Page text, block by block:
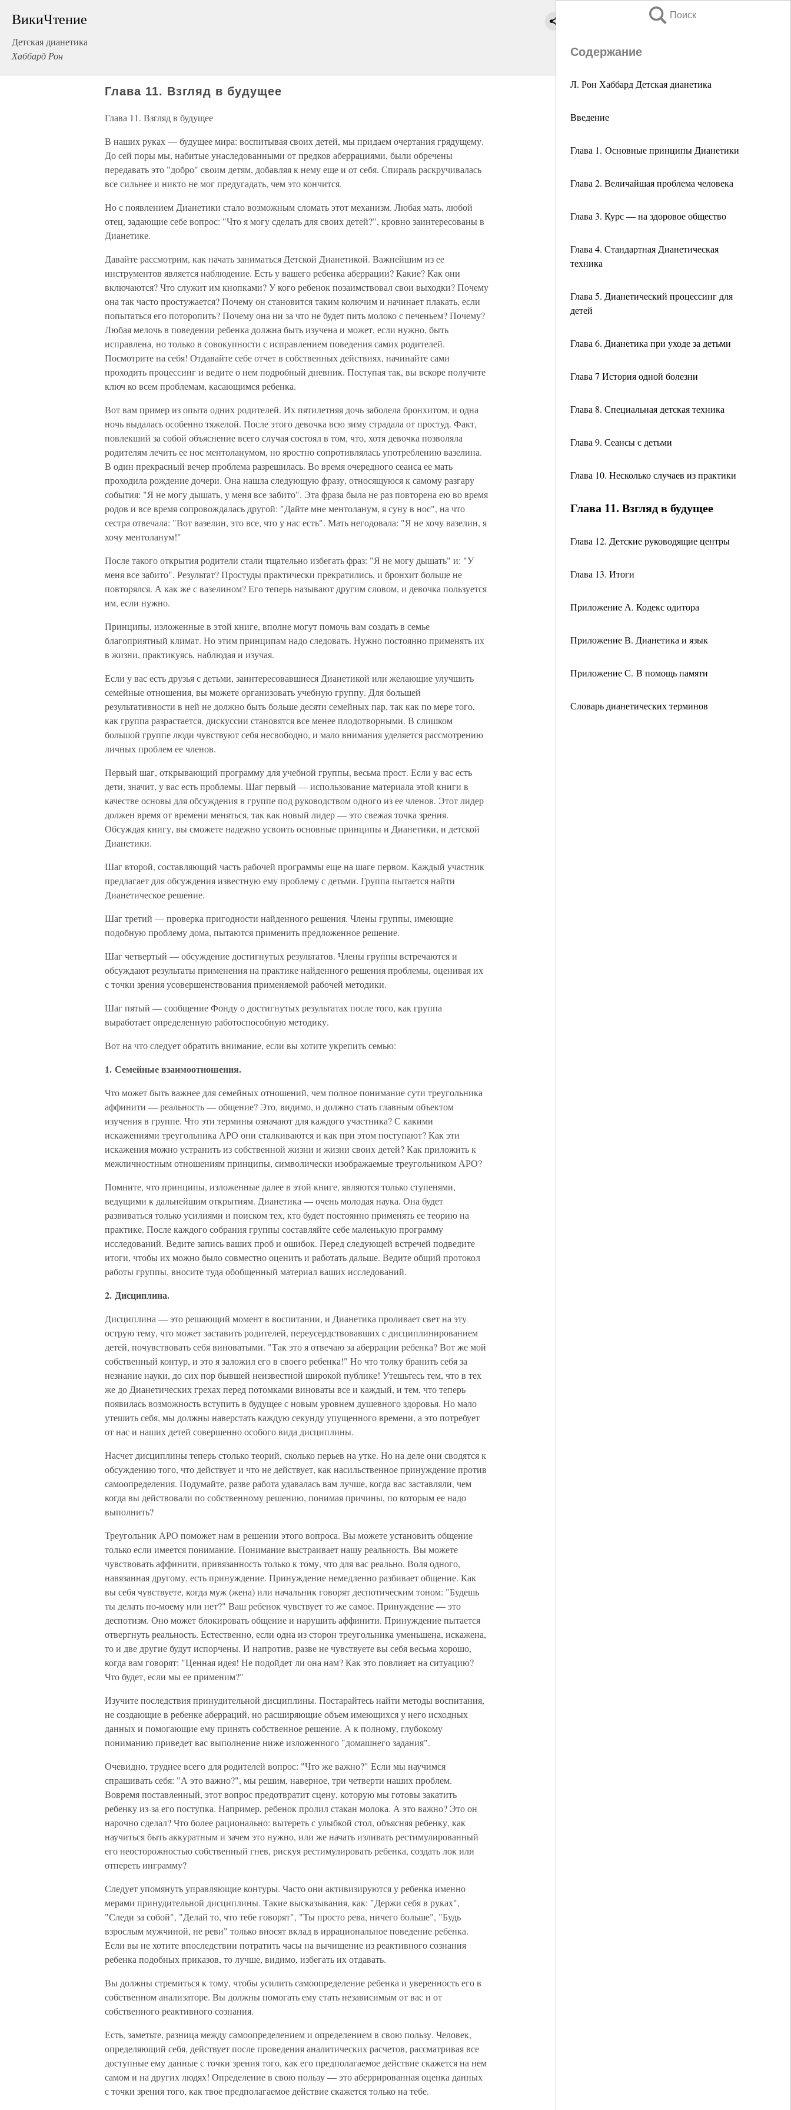
ВикиЧтение
Детская дианетика
Хаббард Рон
Поиск
Содержание
Л. Рон Хаббард Детская дианетика
Введение
Глава 1. Основные принципы Дианетики
Глава 2. Величайшая проблема человека
Глава 3. Курс — на здоровое общество
Глава 4. Стандартная Дианетическая
техника
Глава 5. Дианетический процессинг для
детей
Глава 6. Дианетика при уходе за детьми
Глава 7 История одной болезни
Глава 8. Специальная детская техника
Глава 9. Сеансы с детьми
Глава 10. Несколько случаев из практики
Глава 11. Взгляд в будущее
Глава 12. Детские руководящие центры
Глава 13. Итоги
Приложение А. Кодекс одитора
Приложение В. Дианетика и язык
Приложение С. В помощь памяти
Словарь дианетических терминов
Глава 11. Взгляд в будущее
Глава 11. Взгляд в будущее
В наших руках — будущее мира: воспитывая своих детей, мы придаем очертания грядущему.
До сей поры мы, набитые унаследованными от предков аберрациями, были обречены
передавать это "добро" своим детям, добавляя к нему еще и от себя. Спираль раскручивалась
все сильнее и никто не мог предугадать, чем это кончится.
Но с появлением Дианетики стало возможным сломать этот механизм. Любая мать, любой
отец, задающие себе вопрос: "Что я могу сделать для своих детей?", кровно заинтересованы в
Дианетике.
Давайте рассмотрим, как начать заниматься Детской Дианетикой. Важнейшим из ее
инструментов является наблюдение. Есть у вашего ребенка аберрации? Какие? Как они
включаются? Что служит им кнопками? У кого ребенок позаимствовал свои выходки? Почему
она так часто простужается? Почему он становится таким колючим и начинает плакать, если
попытаться его поторопить? Почему она ни за что не будет пить молоко с печеньем? Почему?
Любая мелочь в поведении ребенка должна быть изучена и может, если нужно, быть
исправлена, но только в совокупности с исправлением поведения самих родителей.
Посмотрите на себя! Отдавайте себе отчет в собственных действиях, начинайте сами
проходить процессинг и ведите о нем подробный дневник. Поступая так, вы вскоре получите
ключ ко всем проблемам, касающимся ребенка.
Вот вам пример из опыта одних родителей. Их пятилетняя дочь заболела бронхитом, и одна
ночь выдалась особенно тяжелой. После этого девочка всю зиму страдала от простуд. Факт,
повлекший за собой объяснение всего случая состоял в том, что, хотя девочка позволяла
родителям лечить ее нос ментоланумом, но яростно сопротивлялась употреблению вазелина.
В один прекрасный вечер проблема разрешилась. Во время очередного сеанса ее мать
проходила рождение дочери. Она нашла следующую фразу, относящуюся к самому разгару
события: "Я не могу дышать, у меня все забито". Эта фраза была не раз повторена ею во время
родов и все время сопровождалась другой: "Дайте мне ментоланум, я суну в нос", на что
сестра отвечала: "Вот вазелин, это все, что у нас есть". Мать негодовала: "Я не хочу вазелин, я
хочу ментоланум!"
После такого открытия родители стали тщательно избегать фраз: "Я не могу дышать" и: "У
меня все забито". Результат? Простуды практически прекратились, и бронхит больше не
повторялся. А как же с вазелином? Его теперь называют другим словом, и девочка пользуется
им, если нужно.
Принципы, изложенные в этой книге, вполне могут помочь вам создать в семье
благоприятный климат. Но этим принципам надо следовать. Нужно постоянно применять их
в жизни, практикуясь, наблюдая и изучая.
Если у вас есть друзья с детьми, заинтересовавшиеся Дианетикой или желающие улучшить
семейные отношения, вы можете организовать учебную группу. Для большей
результативности в ней не должно быть больше десяти семейных пар, так как по мере того,
как группа разрастается, дискуссии становятся все менее плодотворными. В слишком
большой группе люди чувствуют себя несвободно, и мало внимания уделяется рассмотрению
личных проблем ее членов.
Первый шаг, открывающий программу для учебной группы, весьма прост. Если у вас есть
дети, значит, у вас есть проблемы. Шаг первый — использование материала этой книги в
качестве основы для обсуждения в группе под руководством одного из ее членов. Этот лидер
должен время от времени меняться, так как новый лидер — это свежая точка зрения.
Обсуждая книгу, вы сможете надежно усвоить основные принципы и Дианетики, и детской
Дианетики.
Шаг второй, составляющий часть рабочей программы еще на шаге первом. Каждый участник
предлагает для обсуждения известную ему проблему с детьми. Группа пытается найти
Дианетическое решение.
Шаг третий — проверка пригодности найденного решения. Члены группы, имеющие
подобную проблему дома, пытаются применить предложенное решение.
Шаг четвертый — обсуждение достигнутых результатов. Члены группы встречаются и
обсуждают результаты применения на практике найденного решения проблемы, оценивая их
с точки зрения усовершенствования применяемой рабочей методики.
Шаг пятый — сообщение Фонду о достигнутых результатах после того, как группа
выработает определенную работоспособную методику.
Вот на что следует обратить внимание, если вы хотите укрепить семью:
1. Семейные взаимоотношения.
Что может быть важнее для семейных отношений, чем полное понимание сути треугольника
аффинити — реальность — общение? Это, видимо, и должно стать главным объектом
изучения в группе. Что эти термины означают для каждого участника? С какими
искажениями треугольника АРО они сталкиваются и как при этом поступают? Как эти
искажения можно устранить из собственной жизни и жизни своих детей? Как приложить к
межличностным отношениям принципы, символически изображаемые треугольником АРО?
Помните, что принципы, изложенные далее в этой книге, являются только ступенями,
ведущими к дальнейшим открытиям. Дианетика — очень молодая наука. Она будет
развиваться только усилиями и поиском тех, кто будет постоянно применять ее теорию на
практике. После каждого собрания группы составляйте себе маленькую программу
исследований. Ведите запись ваших проб и ошибок. Перед следующей встречей подведите
итоги, чтобы их можно было совместно оценить и работать дальше. Ведите общий протокол
работы группы, вносите туда обобщенный материал ваших исследований.
2. Дисциплина.
Дисциплина — это решающий момент в воспитании, и Дианетика проливает свет на эту
острую тему, что может заставить родителей, переусердствовавших с дисциплинированием
детей, почувствовать себя виноватыми. "Так это я отвечаю за аберрации ребенка? Вот же мой
собственный контур, и это я заложил его в своего ребенка!" Но что толку бранить себя за
незнание науки, до сих пор бывшей неизвестной широкой публике! Утешьтесь тем, что в тех
же до Дианетических грехах перед потомками виноваты все и каждый, и тем, что теперь
появилась возможность вступить в будущее с новым уровнем душевного здоровья. Но мало
утешить себя, мы должны наверстать каждую секунду упущенного времени, а это потребует
от нас и наших детей совершенно особого вида дисциплины.
Насчет дисциплины теперь столько теорий, сколько перьев на утке. Но на деле они сводятся к
обсуждению того, что действует и что не действует, как насильственное принуждение против
самоопределения. Подумайте, разве работа удавалась вам лучше, когда вас заставляли, чем
когда вы действовали по собственному решению, понимая причины, по которым ее надо
выполнить?
Треугольник АРО поможет нам в решении этого вопроса. Вы можете установить общение
только если имеется понимание. Понимание выстраивает нашу реальность. Вы можете
чувствовать аффинити, привязанность только к тому, что для вас реально. Воля одного,
навязанная другому, есть принуждение. Принуждение немедленно разбивает общение. Как
вы себя чувствуете, когда муж (жена) или начальник говорят деспотическим тоном: "Будешь
ты делать по-моему или нет?" Ваш ребенок чувствует то же самое. Принуждение — это
деспотизм. Оно может блокировать общение и нарушить аффинити. Принуждение пытается
отвергнуть реальность. Естественно, если одна из сторон треугольника уменьшена, искажена,
то и две другие будут испорчены. И напротив, разве не чувствуете вы себя весьма хорошо,
когда вам говорят: "Ценная идея! Не подойдет ли она нам? Как это повлияет на ситуацию?
Что будет, если мы ее применим?"
Изучите последствия принудительной дисциплины. Постарайтесь найти методы воспитания,
не создающие в ребенке аберраций, но расширяющие объем имеющихся у него исходных
данных и помогающие ему принять собственное решение. А к полному, глубокому
пониманию приведет вас выполнение ниже изложенного "домашнего задания".
Очевидно, труднее всего для родителей вопрос: "Что же важно?" Если мы научимся
спрашивать себя: "А это важно?", мы решим, наверное, три четверти наших проблем.
Вовремя поставленный, этот вопрос предотвратит сцену, которую мы готовы закатить
ребенку из-за его поступка. Например, ребенок пролил стакан молока. А это важно? Это он
нарочно сделал? Что более рационально: вытереть с улыбкой стол, объясняя ребенку, как
научиться быть аккуратным и зачем это нужно, или же начать изливать рестимулированный
его неосторожностью собственный гнев, рискуя рестимулировать ребенка, создать лок или
отпереть инграмму?
Следует упомянуть управляющие контуры. Часто они активизируются у ребенка именно
мерами принудительной дисциплины. Такие высказывания, как: "Держи себя в руках",
"Следи за собой", "Делай то, что тебе говорят", "Ты просто рева, ничего больше", "Будь
взрослым мужчиной, не реви" только вносят вклад в иррациональное поведение ребенка.
Если вы не хотите впоследствии потратить часы на вычищение из реактивного сознания
ребенка подобных приказов, то лучше, видимо, избегать их отдавать.
Вы должны стремиться к тому, чтобы усилить самоопределение ребенка и уверенность его в
собственном анализаторе. Вы должны помогать ему стать независимым от вас и от
собственного реактивного сознания.
Есть, заметьте, разница между самоопределением и определением в свою пользу. Человек,
определяющий себя, действует после проведения аналитических расчетов, рассматривая все
доступные ему данные с точки зрения того, как его предполагаемое действие скажется на нем
самом и на других людях! Определение в свою пользу — это аберрированная оценка данных
с точки зрения того, как твое предполагаемое действие скажется только на тебе.